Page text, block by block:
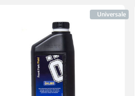
Universale